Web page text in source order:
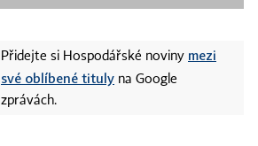
Přidejte si Hospodářské noviny mezi
své oblíbené tituly na Google
zprávách.